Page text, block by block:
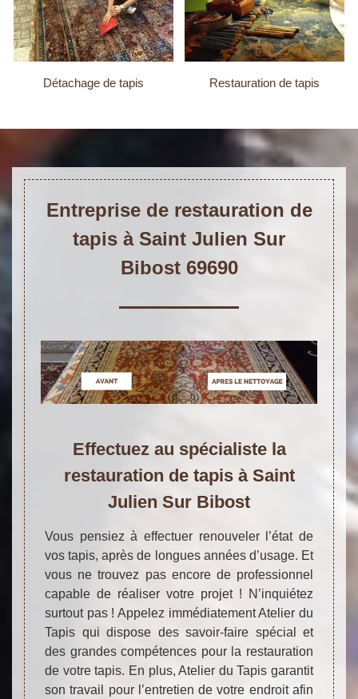
Détachage de tapis Restauration de tapis
Entreprise de restauration de
tapis à Saint Julien Sur
Bibost 69690
Effectuez au spécialiste la
restauration de tapis à Saint
Julien Sur Bibost
Vous pensiez à effectuer renouveler l’état de
vos tapis, après de longues années d’usage. Et
vous ne trouvez pas encore de professionnel
capable de réaliser votre projet ! N’inquiétez
surtout pas ! Appelez immédiatement Atelier du
Tapis qui dispose des savoir-faire spécial et
des grandes compétences pour la restauration
de votre tapis. En plus, Atelier du Tapis garantit
son travail pour l’entretien de votre endroit afin